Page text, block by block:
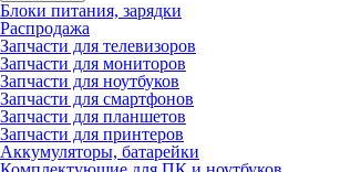
Блоки питания, зарядки
Распродажа
Запчасти для телевизоров
Запчасти для мониторов
Запчасти для ноутбуков
Запчасти для смартфонов
Запчасти для планшетов
Запчасти для принтеров
Аккумуляторы, батарейки